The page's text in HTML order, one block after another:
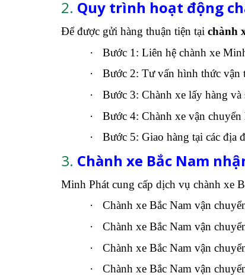
2. Quy trình hoạt động
Để được gửi hàng thuận tiện tại chành
·
Bước 1: Liên hệ chành xe
·
Bước 2: Tư vấn hình thức vận
·
Bước 3: Chành xe lấy hàng
·
Bước 4: Chành xe vận
·
Bước 5: Giao hàng tại các địa
3. Chành xe Bắc Nam
Minh Phát cung cấp dịch vụ chành xe
·
Chành xe Bắc Nam vận
·
Chành xe Bắc Nam vận
·
Chành xe Bắc Nam vận
·
Chành xe Bắc Nam vận